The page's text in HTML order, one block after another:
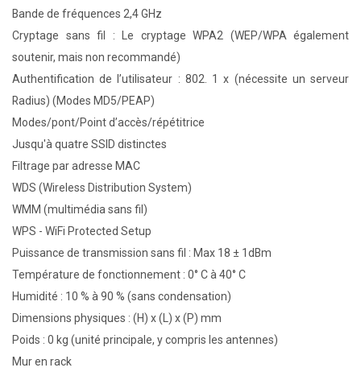
Bande de fréquences 2,4 GHz
Cryptage sans fil : Le cryptage WPA2 (WEP/WPA également
soutenir, mais non recommandé)
Authentification de l’utilisateur : 802. 1 x (nécessite un serveur
Radius) (Modes MD5/PEAP)
Modes/pont/Point d’accès/répétitrice
Jusqu'à quatre SSID distinctes
Filtrage par adresse MAC
WDS (Wireless Distribution System)
WMM (multimédia sans fil)
WPS - WiFi Protected Setup
Puissance de transmission sans fil : Max 18 ± 1dBm
Température de fonctionnement : 0° C à 40° C
Humidité : 10 % à 90 % (sans condensation)
Dimensions physiques : (H) x (L) x (P) mm
Poids : 0 kg (unité principale, y compris les antennes)
Mur en rack